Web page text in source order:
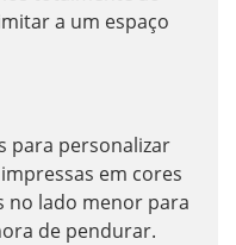
a um espaço
para personalizar
em cores
no lado menor para
de pendurar.